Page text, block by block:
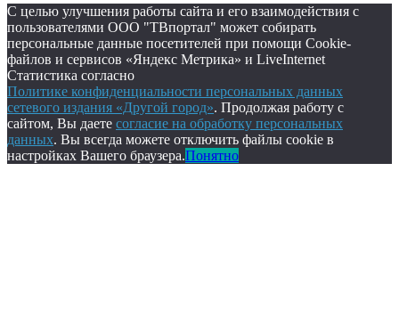
С целью улучшения работы сайта и его взаимодействия с
пользователями ООО "ТВпортал" может собирать
персональные данные посетителей при помощи Cookie-
файлов и сервисов «Яндекс Метрика» и LiveInternet
Статистика согласно
Политике конфиденциальности персональных данных
сетевого издания «Другой город». Продолжая работу с
сайтом, Вы даете согласие на обработку персональных
данных. Вы всегда можете отключить файлы cookie в
настройках Вашего браузера.Понятно